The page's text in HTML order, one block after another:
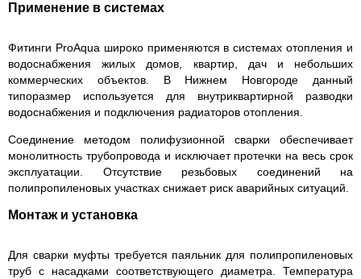
Применение в системах
Фитинги ProAqua широко применяются в системах отопления и
водоснабжения жилых домов, квартир, дач и небольших
коммерческих объектов. В Нижнем Новгороде данный
типоразмер используется для внутриквартирной разводки
водоснабжения и подключения радиаторов отопления.
Соединение методом полифузионной сварки обеспечивает
монолитность трубопровода и исключает протечки на весь срок
эксплуатации. Отсутствие резьбовых соединений на
полипропиленовых участках снижает риск аварийных ситуаций.
Монтаж и установка
Для сварки муфты требуется паяльник для полипропиленовых
труб с насадками соответствующего диаметра. Температура